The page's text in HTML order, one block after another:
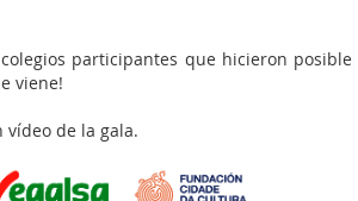
participantes que hicieron posible
viene!
vídeo de la gala.